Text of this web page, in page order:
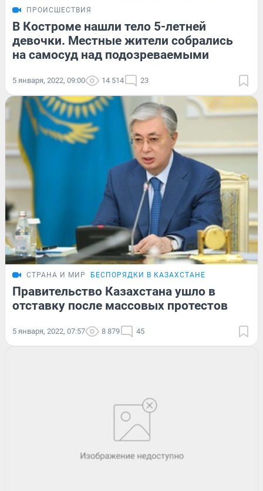
ПРОИСШЕСТВИЯ
В Костроме нашли тело 5-летней
девочки. Местные жители собрались
на самосуд над подозреваемыми
5 января, 2022, 09:00 14 514 23
СТРАНА И МИР БЕСПОРЯДКИ В КАЗАХСТАНЕ
Правительство Казахстана ушло в
отставку после массовых протестов
5 января, 2022, 07:57 8 879 45